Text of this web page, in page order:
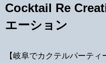
Cocktail Re
エーション
【岐阜でカクテルパーティ